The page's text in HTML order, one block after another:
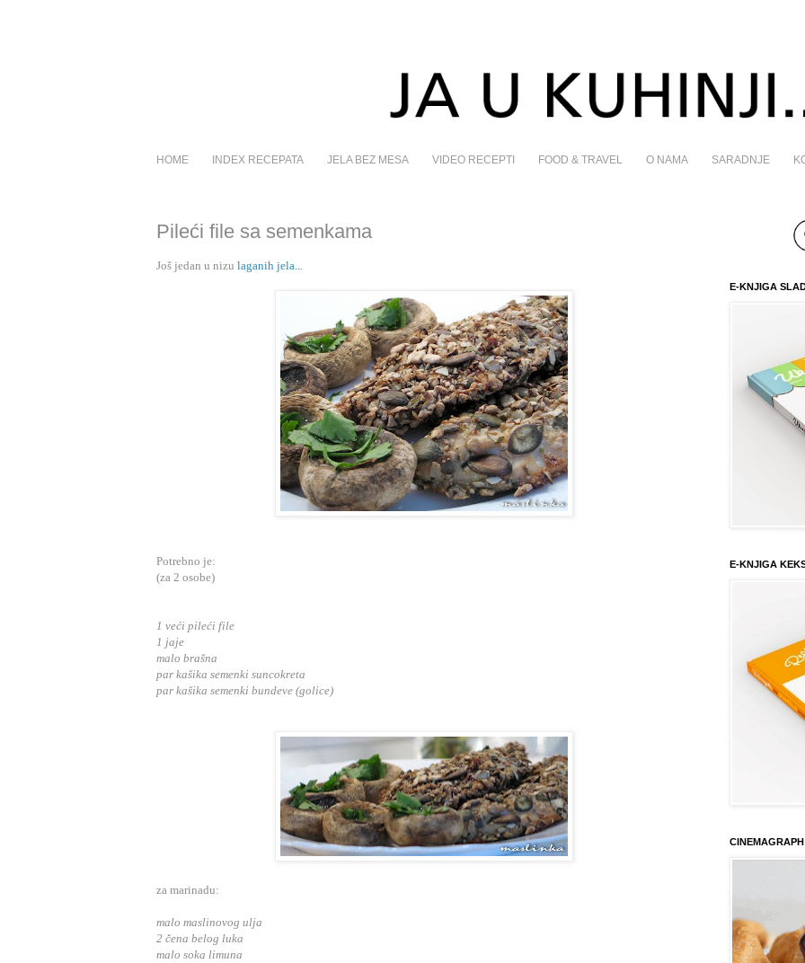
HOME INDEX RECEPATA JELA BEZ MESA VIDEO RECEPTI FOOD & TRAVEL O NAMA SARADNJE
Pileći file sa semenkama
Još jedan u nizu laganih jela...
Potrebno je:
(za 2 osobe)
1 veći pileći file
1 jaje
malo brašna
par kašika semenki suncokreta
par kašika semenki bundeve (golice)
za marinadu:
malo maslinovog ulja
2 čena belog luka
malo soka limuna
E-KNJIGA
E-KNJIGA
CINEMAGRAPH